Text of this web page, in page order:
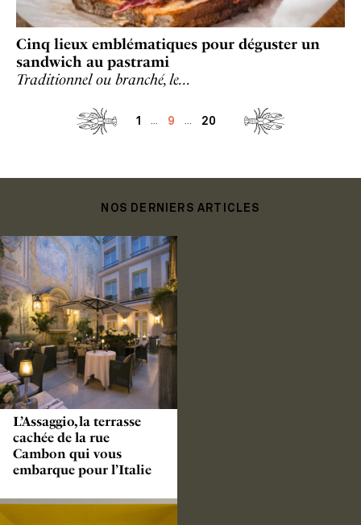
Cinq lieux emblématiques pour déguster un
sandwich au pastrami
Traditionnel ou branché, le…
1 9 20
NOS DERNIERS ARTICLES
L’Assaggio, la terrasse
cachée de la rue
Cambon qui vous
embarque pour l’Italie